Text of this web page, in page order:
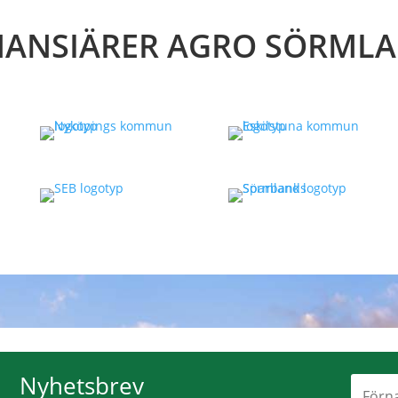
AGRO
Nyhetsbrev